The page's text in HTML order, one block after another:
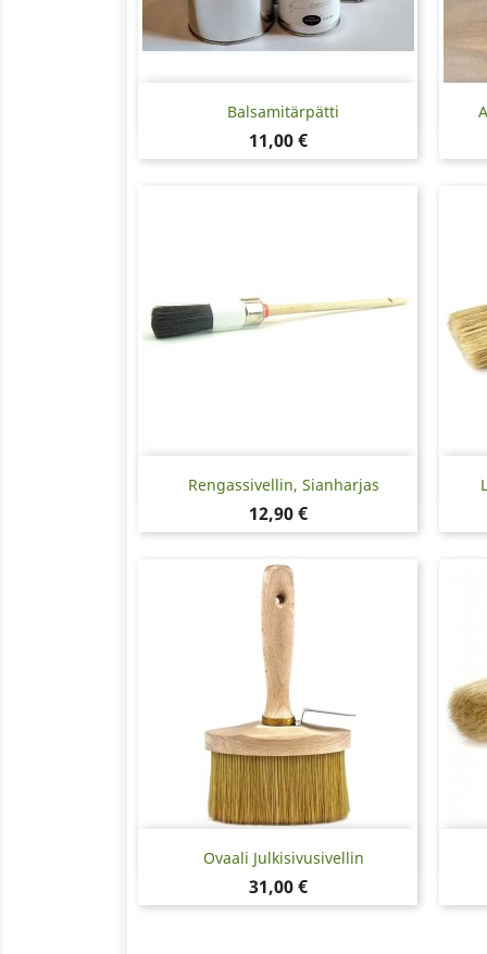
Balsamitärpätti
Hinta
11,00 €
Pikakatselu
Rengassivellin, Sianharjas
Hinta
12,90 €
Pikakatselu
Ovaali Julkisivusivellin
Hinta
31,00 €
Pikakatselu